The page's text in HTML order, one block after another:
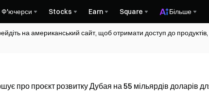
Ф'ючерси Stocks Earn Square Більше
на американський сайт, щоб отримати доступ до
про проєкт розвитку Дубая на 55 мільярдів доларів